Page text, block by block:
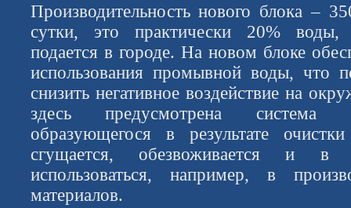
Производительность нового блока –
сутки, это практически 20% воды,
подается в городе. На новом блоке
использования промывной воды, что
снизить негативное воздействие на
здесь предусмотрена система
образующегося в результате
сгущается, обезвоживается и в
использоваться, например, в
материалов.